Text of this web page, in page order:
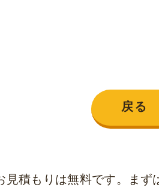
戻る
見積もりは無料です。まず